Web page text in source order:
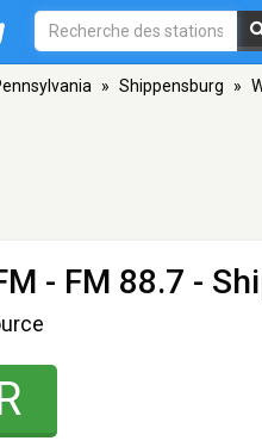
» Shippensburg »
- FM 88.7 -